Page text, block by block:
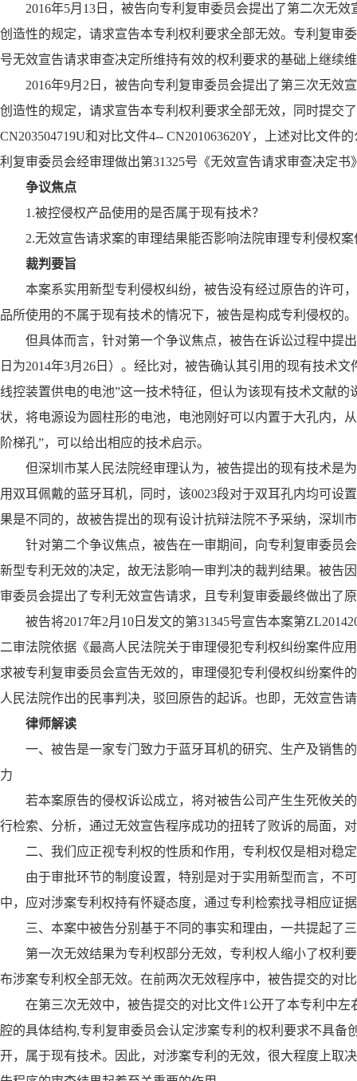
2016年5月13日，被告向专利复审委员会提出了第二次无
创造性的规定，请求宣告本专利权利要求全部无效。专利复审
号无效宣告请求审查决定所维持有效的权利要求的基础上继续
2016年9月2日，被告向专利复审委员会提出了第三次无效
创造性的规定，请求宣告本专利权利要求全部无效，同时提交
CN203504719U和对比文件4-- CN201063620Y，上述对比文
利复审委员会经审理做出第31325号《无效宣告请求审查决定书
争议焦点
1.被控侵权产品使用的是否属于现有技术？
2.无效宣告请求案的审理结果能否影响法院审理专利侵权
裁判要旨
本案系实用新型专利侵权纠纷，被告没有经过原告的许可
品所使用的不属于现有技术的情况下，被告是构成专利侵权的。
但具体而言，针对第一个争议焦点，被告在诉讼过程中提
日为2014年3月26日）。经比对，被告确认其引用的现有技术
线控装置供电的电池”这一技术特征，但认为该现有技术文献
状，将电源设为圆柱形的电池，电池刚好可以内置于大孔内，
阶梯孔”，可以给出相应的技术启示。
但深圳市某人民法院经审理认为，被告提出的现有技术是
用双耳佩戴的蓝牙耳机，同时，该0023段对于双耳孔内均可设
果是不同的，故被告提出的现有设计抗辩法院不予采纳，深圳
针对第二个争议焦点，被告在一审期间，向专利复审委员
新型专利无效的决定，故无法影响一审判决的裁判结果。被告
审委员会提出了专利无效宣告请求，且专利复审委最终做出了
被告将2017年2月10日发文的第31345号宣告本案第
二审法院依据《最高人民法院关于审理侵犯专利权纠纷案件应
求被专利复审委员会宣告无效的，审理侵犯专利侵权纠纷案件
人民法院作出的民事判决，驳回原告的起诉。也即，无效宣告
律师解读
一、被告是一家专门致力于蓝牙耳机的研究、生产及销售
力
若本案原告的侵权诉讼成立，将对被告公司产生生死攸关
行检索、分析，通过无效宣告程序成功的扭转了败诉的局面，
二、我们应正视专利权的性质和作用，专利权仅是相对稳
由于审批环节的制度设置，特别是对于实用新型而言，不
中，应对涉案专利权持有怀疑态度，通过专利检索找寻相应证
三、本案中被告分别基于不同的事实和理由，一共提起了
第一次无效结果为专利权部分无效，专利权人缩小了权利
布涉案专利权全部无效。在前两次无效程序中，被告提交的对
在第三次无效中，被告提交的对比文件1公开了本专利中
腔的具体结构,专利复审委员会认定涉案专利的权利要求不具
开，属于现有技术。因此，对涉案专利的无效，很大程度上取